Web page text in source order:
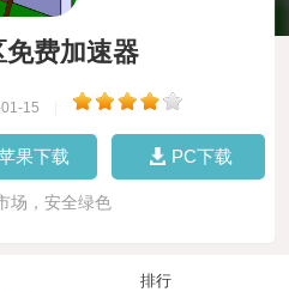
免费加速器
15
果下载 PC下载
场，安全绿色
排行